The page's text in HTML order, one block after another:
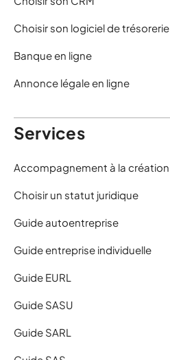
Choisir son logiciel de trésorerie
Banque en ligne
Annonce légale en ligne
Services
Accompagnement à la création
Choisir un statut juridique
Guide autoentreprise
Guide entreprise individuelle
Guide EURL
Guide SASU
Guide SARL